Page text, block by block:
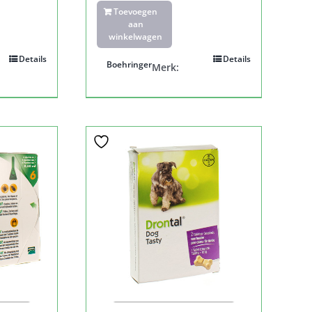
Details
€32,97.
Toevoegen
aan
winkelwagen
Details
Merk:
Boehringer